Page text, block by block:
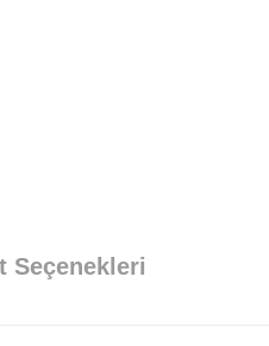
Seçenekleri